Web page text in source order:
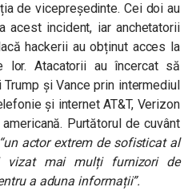
de vicepreședinte. Cei doi au
incident, iar anchetatorii
hackerii au obținut acces la
lor. Atacatorii au încercat să
și Vance prin intermediul
și internet AT&T, Verizon
Purtătorul de cuvânt
“un actor extrem de sofisticat al
mai mulți furnizori de
a aduna informații”.